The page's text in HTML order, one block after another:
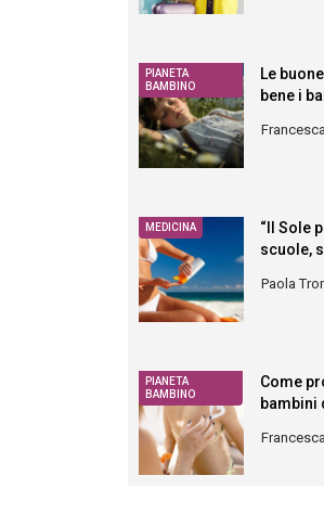
PIANETA
BAMBINO
Le
bene i
MEDICINA
“Il Sole
scuole,
Paola
PIANETA
BAMBINO
Come
bambini